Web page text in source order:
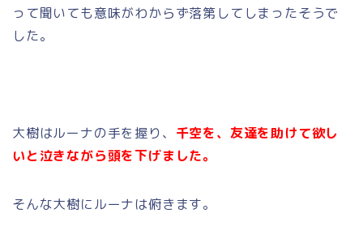
って聞いても意味がわからず落第してしまったそうで
した。
大樹はルーナの手を握り、 千空を、友達を助けて欲し
いと泣きながら頭を下げました。
そんな大樹にルーナは俯きます。